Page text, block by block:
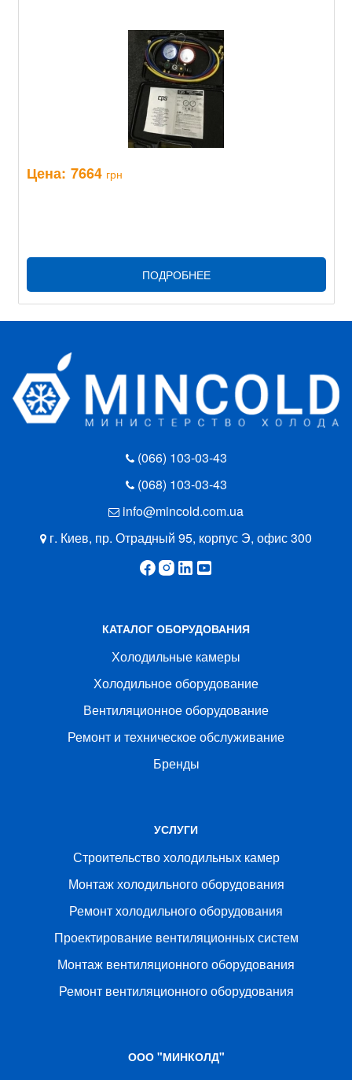
Цена: 7664 грн
ПОДРОБНЕЕ
(066) 103-03-43
(068) 103-03-43
info@mincold.com.ua
г. Киев, пр. Отрадный 95, корпус Э, офис 300
КАТАЛОГ ОБОРУДОВАНИЯ
Холодильные камеры
Холодильное оборудование
Вентиляционное оборудование
Ремонт и техническое обслуживание
Бренды
УСЛУГИ
Строительство холодильных камер
Монтаж холодильного оборудования
Ремонт холодильного оборудования
Проектирование вентиляционных систем
Монтаж вентиляционного оборудования
Ремонт вентиляционного оборудования
ООО "МИНКОЛД"